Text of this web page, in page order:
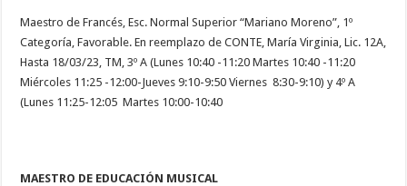
Maestro de Francés, Esc. Normal Superior “Mariano Moreno”, 1º
Categoría, Favorable. En reemplazo de CONTE, María Virginia, Lic. 12A,
Hasta 18/03/23, TM, 3º A (Lunes 10:40 -11:20 Martes 10:40 -11:20
Miércoles 11:25 -12:00-Jueves 9:10-9:50 Viernes 8:30-9:10) y 4º A
(Lunes 11:25-12:05 Martes 10:00-10:40
MAESTRO DE EDUCACIÓN MUSICAL